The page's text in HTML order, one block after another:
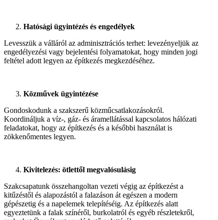
Hatósági ügyintézés és engedélyek
Levesszük a válláról az adminisztrációs terhet: levezényeljük az
engedélyezési vagy bejelentési folyamatokat, hogy minden jogi
feltétel adott legyen az építkezés megkezdéséhez.
Közművek ügyintézése
Gondoskodunk a szakszerű közműcsatlakozásokról.
Koordináljuk a víz-, gáz- és áramellátással kapcsolatos hálózati
feladatokat, hogy az építkezés és a későbbi használat is
zökkenőmentes legyen.
Kivitelezés: ötlettől megvalósulásig
Szakcsapatunk összehangoltan vezeti végig az építkezést a
kitűzéstől és alapozástól a falazáson át egészen a modern
gépészetig és a napelemek telepítéséig. Az építkezés alatt
egyeztetünk a falak színéről, burkolatról és egyéb részletekről,